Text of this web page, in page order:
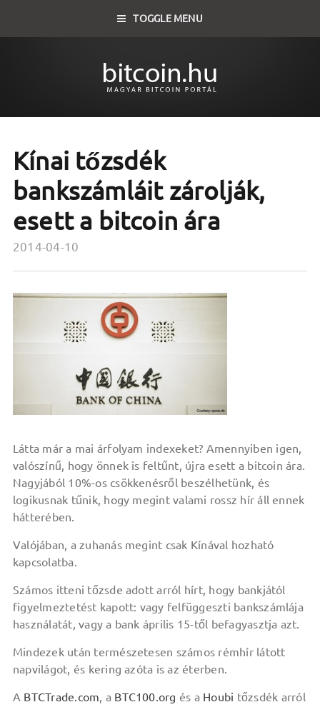
TOGGLE MENU
Kínai tőzsdék
bankszámláit zárolják,
esett a bitcoin ára
2014-04-10
Látta már a mai árfolyam indexeket? Amennyiben igen,
valószínű, hogy önnek is feltűnt, újra esett a bitcoin ára.
Nagyjából 10%-os csökkenésről beszélhetünk, és
logikusnak tűnik, hogy megint valami rossz hír áll ennek
hátterében.
Valójában, a zuhanás megint csak Kínával hozható
kapcsolatba.
Számos itteni tőzsde adott arról hírt, hogy bankjától
figyelmeztetést kapott: vagy felfüggeszti bankszámlája
használatát, vagy a bank április 15-től befagyasztja azt.
Mindezek után természetesen számos rémhír látott
napvilágot, és kering azóta is az éterben.
A BTCTrade.com, a BTC100.org és a Houbi tőzsdék arról